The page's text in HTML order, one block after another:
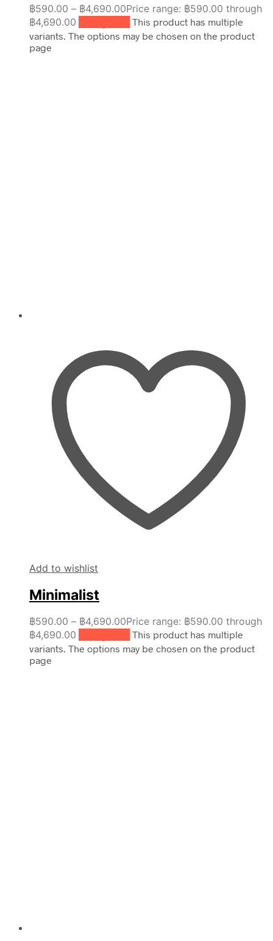
฿590.00 – ฿4,690.00Price range: ฿590.00 through
฿4,690.00
This product has multiple
variants. The options may be chosen on the product
page
Add to wishlist
Minimalist
฿590.00 – ฿4,690.00Price range: ฿590.00 through
฿4,690.00
This product has multiple
variants. The options may be chosen on the product
page